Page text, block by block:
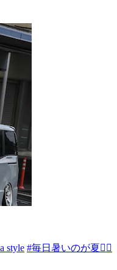
style #毎日暑いのが夏💁‍♂️